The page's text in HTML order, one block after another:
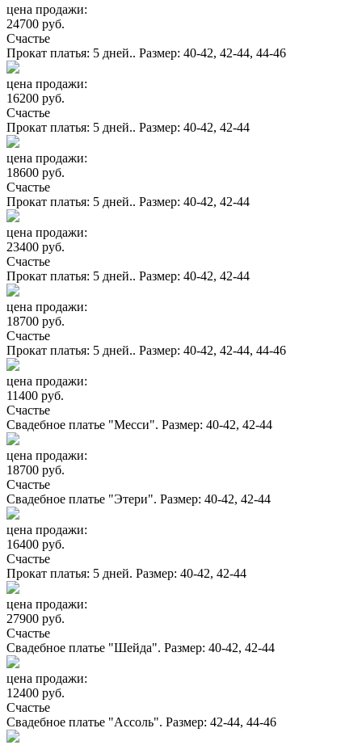
цена продажи:
24700 руб.
Счастье
Прокат платья: 5 дней.. Размер: 40-42, 42-44, 44-46
цена продажи:
16200 руб.
Счастье
Прокат платья: 5 дней.. Размер: 40-42, 42-44
цена продажи:
18600 руб.
Счастье
Прокат платья: 5 дней.. Размер: 40-42, 42-44
цена продажи:
23400 руб.
Счастье
Прокат платья: 5 дней.. Размер: 40-42, 42-44
цена продажи:
18700 руб.
Счастье
Прокат платья: 5 дней.. Размер: 40-42, 42-44, 44-46
цена продажи:
11400 руб.
Счастье
Свадебное платье "Месси". Размер: 40-42, 42-44
цена продажи:
18700 руб.
Счастье
Свадебное платье "Этери". Размер: 40-42, 42-44
цена продажи:
16400 руб.
Счастье
Прокат платья: 5 дней. Размер: 40-42, 42-44
цена продажи:
27900 руб.
Счастье
Свадебное платье "Шейда". Размер: 40-42, 42-44
цена продажи:
12400 руб.
Счастье
Свадебное платье "Ассоль". Размер: 42-44, 44-46